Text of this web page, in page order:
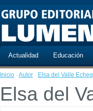
Actualidad Educación
Inicio · Autor · Elsa del Valle
Elsa del